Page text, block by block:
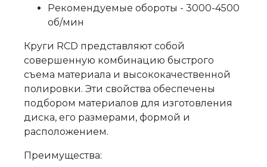
Рекомендуемые обороты - 3000-4500
об/мин
Круги RCD представляют собой
совершенную комбинацию быстрого
съема материала и высококачественной
полировки. Эти свойства обеспечены
подбором материалов для изготовления
диска, его размерами, формой и
расположением.
Преимущества: